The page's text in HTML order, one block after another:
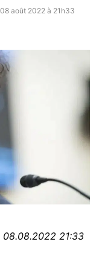
août 2022 à 21h33
21:33